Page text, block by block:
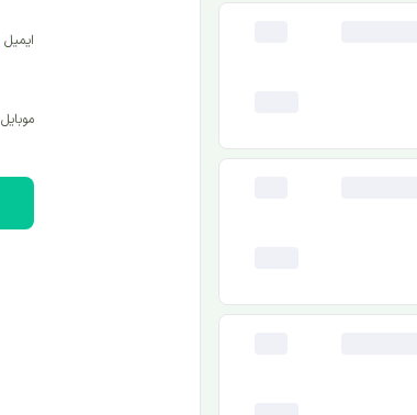
ایمیل
موبایل